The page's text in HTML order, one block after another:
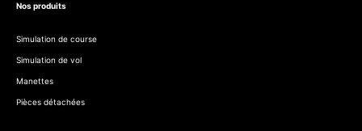
Nos produits
Simulation de course
Simulation de vol
Manettes
Pièces détachées